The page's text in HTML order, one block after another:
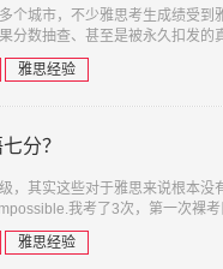
个城市，不少雅思考生成绩受到
分数抽查、甚至是被永久扣发的
雅思经验
分？
，其实这些对于雅思来说根本
我考了3次，第一次裸
雅思经验